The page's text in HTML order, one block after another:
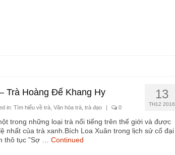
13
TH12 2016
Trà Hoàng Đế Khang Hy
in: Tìm hiểu về trà, Văn hóa trà, trà đạo | 0
trong những loại trà nổi tiếng trên thế giới và được
nhất của trà xanh.Bích Loa Xuân trong lịch sử cổ đại
thô tục ”Sợ … Continued